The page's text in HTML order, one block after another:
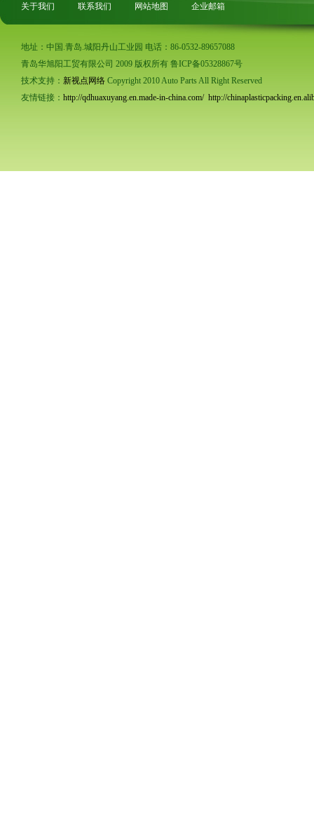
关于我们 联系我们 网站地图 企业邮箱
地址：中国.青岛.城阳丹山工业园 电话：86-0532-89657088
青岛华旭阳工贸有限公司 2009 版权所有 鲁ICP备05328867号
技术支持： 新视点网络 Copyright 2010 Auto Parts All Right Reserved
友情链接： http://qdhuaxuyang.en.made-in-china.com/ http://